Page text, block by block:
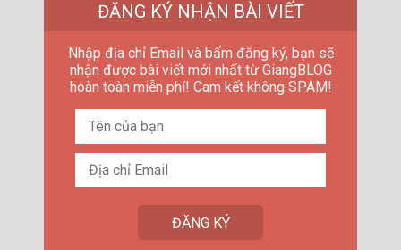
ĐĂNG KÝ NHẬN BÀI VIẾT
Nhập địa chỉ Email và bấm đăng ký, bạn sẽ
nhận được bài viết mới nhất từ GiangBLOG
hoàn toàn miễn phí! Cam kết không SPAM!